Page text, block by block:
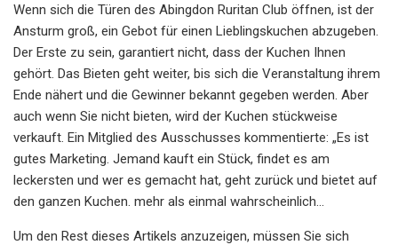
Wenn sich die Türen des Abingdon Ruritan Club öffnen, ist der
Ansturm groß, ein Gebot für einen Lieblingskuchen abzugeben.
Der Erste zu sein, garantiert nicht, dass der Kuchen Ihnen
gehört. Das Bieten geht weiter, bis sich die Veranstaltung ihrem
Ende nähert und die Gewinner bekannt gegeben werden. Aber
auch wenn Sie nicht bieten, wird der Kuchen stückweise
verkauft. Ein Mitglied des Ausschusses kommentierte: „Es ist
gutes Marketing. Jemand kauft ein Stück, findet es am
leckersten und wer es gemacht hat, geht zurück und bietet auf
den ganzen Kuchen. mehr als einmal wahrscheinlich...
Um den Rest dieses Artikels anzuzeigen, müssen Sie sich